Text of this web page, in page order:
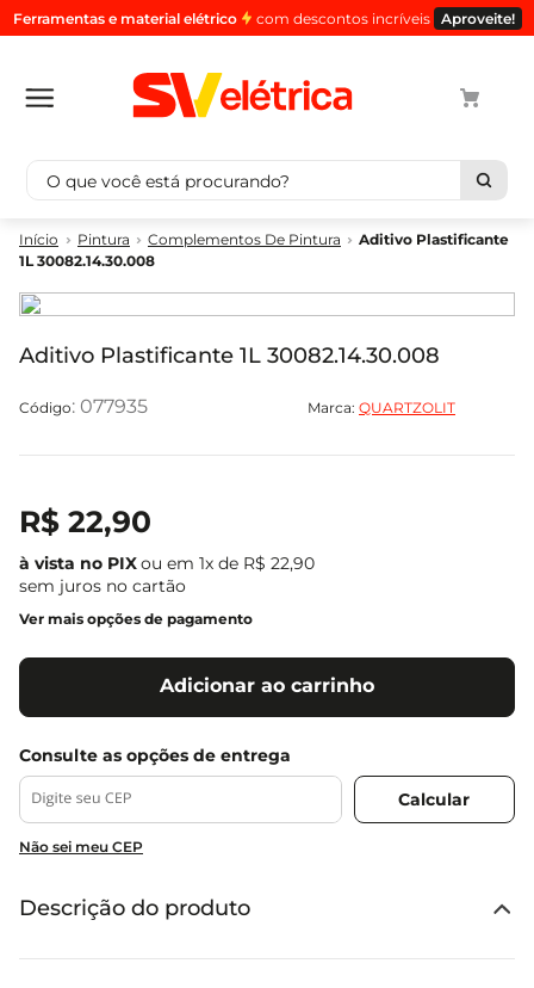
Ferramentas e material elétrico com descontos incríveis Aproveite!
O que você está procurando?
Pintura Complementos De Pintura
Aditivo Plastificante
1L 30082.14.30.008
Aditivo Plastificante 1L 30082.14.30.008
: 077935 Marca: QUARTZOLIT
R$ 22,90
ou em 1x de R$ 22,90
sem juros no cartão
Ver mais opções de pagamento
Adicionar ao carrinho
Não sei meu CEP
Descrição do produto
Termos mais buscados
2º
luminaria
3º
tomada
5